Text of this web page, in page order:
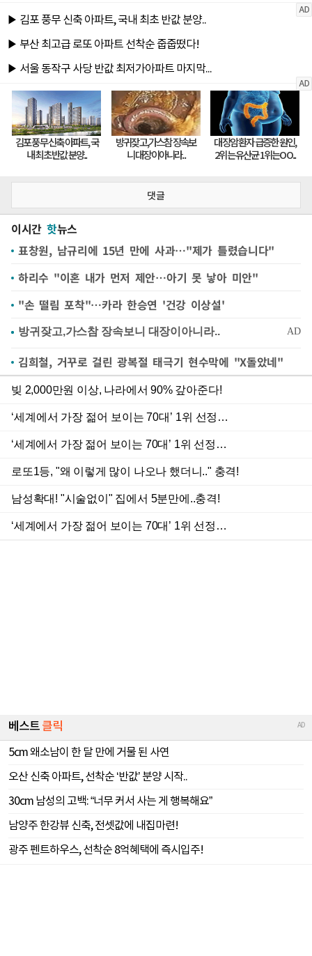
댓글
이시간 핫뉴스
표창원, 남규리에 15년 만에 사과…"제가 틀렸습니다"
하리수 "이혼 내가 먼저 제안…아기 못 낳아 미안"
"손 떨림 포착"…카라 한승연 '건강 이상설'
김희철, 거꾸로 걸린 광복절 태극기 현수막에 "X돌았네"